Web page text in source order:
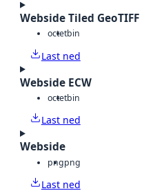
Webside Tiled GeoTIFF
octetbin
Last ned
Webside ECW
octetbin
Last ned
Webside
pngpng
Last ned